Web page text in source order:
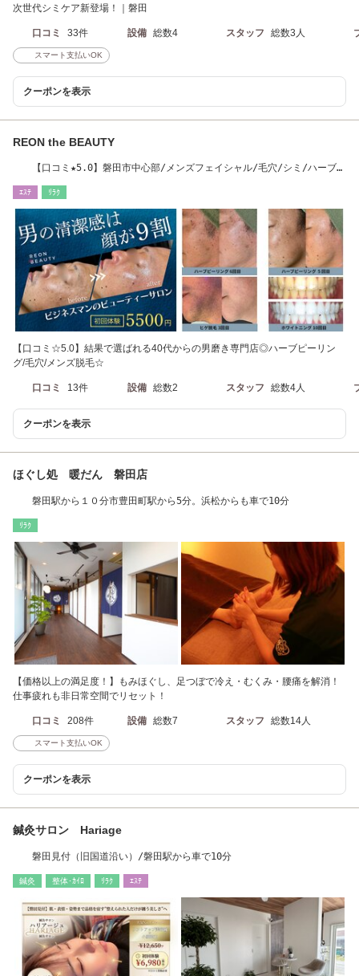
次世代シミケア新登場！｜磐田
口コミ 33件 設備 総数4 スタッフ 総数3人
スマート支払いOK
クーポンを表示
REON the BEAUTY
【口コミ★5.0】磐田市中心部/メンズフェイシャル/毛穴/シミ/ハーブピ
ｴｽﾃ ﾘﾗｸ
【口コミ☆5.0】結果で選ばれる40代からの男磨き専門店◎ハーブピーリン
グ/毛穴/メンズ脱毛☆
口コミ 13件 設備 総数2 スタッフ 総数4人
クーポンを表示
ほぐし処 暖だん 磐田店
磐田駅から１０分市豊田町駅から5分。浜松からも車で10分
ﾘﾗｸ
【価格以上の満足度！】もみほぐし、足つぼで冷え・むくみ・腰痛を解消！
仕事疲れも非日常空間でリセット！
口コミ 208件 設備 総数7 スタッフ 総数14人
スマート支払いOK
クーポンを表示
鍼灸サロン Hariage
磐田見付（旧国道沿い）/磐田駅から車で10分
鍼灸 整体･ｶｲﾛ ﾘﾗｸ ｴｽﾃ